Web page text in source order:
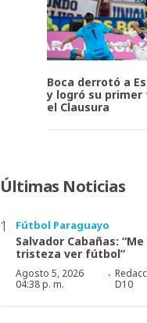
Boca derrotó a
y logró su
el Clausura
Últimas Noticias
Fútbol Paraguayo
Salvador Cabañas: “Me
tristeza ver fútbol”
Agosto 5, 2026
04:38 p. m.
·
D10